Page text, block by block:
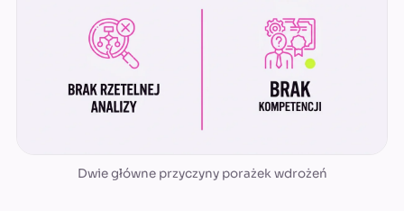
Dwie główne przyczyny porażek wdrożeń